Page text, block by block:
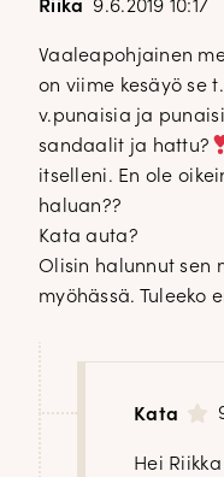
Riika 9.6.2019 10:17
Vaaleapohjainen
on viime kesäyö se
v.punaisia ja
sandaalit ja hattu?
itselleni. En ole
haluan??
Kata auta?
Olisin halunnut sen
myöhässä. Tuleeko
Kata
Hei